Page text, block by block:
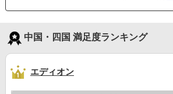
中国・四国 満足度ランキング
エディオン